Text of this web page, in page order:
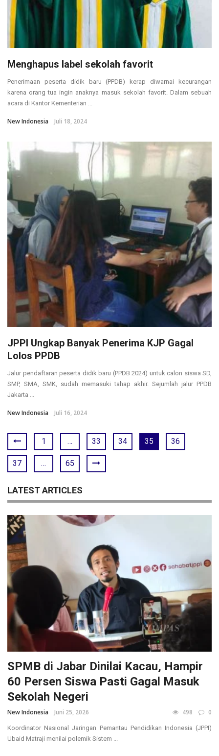
Menghapus label sekolah favorit
Penerimaan peserta didik baru (PPDB) kerap diwarnai kecurangan
karena orang tua ingin anaknya masuk sekolah favorit. Dalam sebuah
acara di Kantor Kementerian ...
New Indonesia Juli 18, 2024
JPPI Ungkap Banyak Penerima KJP Gagal
Lolos PPDB
Jalur pendaftaran peserta didik baru (PPDB 2024) untuk calon siswa SD,
SMP, SMA, SMK, sudah memasuki tahap akhir. Sejumlah jalur PPDB
Jakarta ...
New Indonesia Juli 16, 2024
1 … 33 34 35 36
37 … 65
LATEST ARTICLES
SPMB di Jabar Dinilai Kacau, Hampir
60 Persen Siswa Pasti Gagal Masuk
Sekolah Negeri
New Indonesia Juni 25, 2026 498 0
Koordinator Nasional Jaringan Pemantau Pendidikan Indonesia (JPPI)
Ubaid Matraji menilai polemik Sistem ...